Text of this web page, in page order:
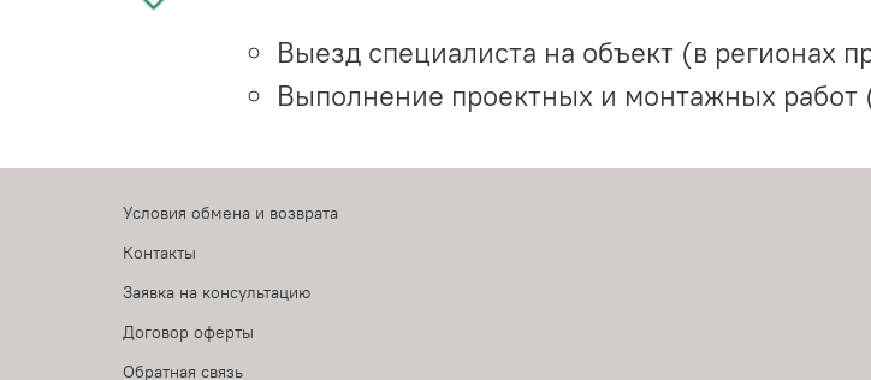
Выезд специалиста на объект (в регионах
Выполнение проектных и монтажных работ
Условия обмена и возврата
Контакты
Заявка на консультацию
Договор оферты
Обратная связь